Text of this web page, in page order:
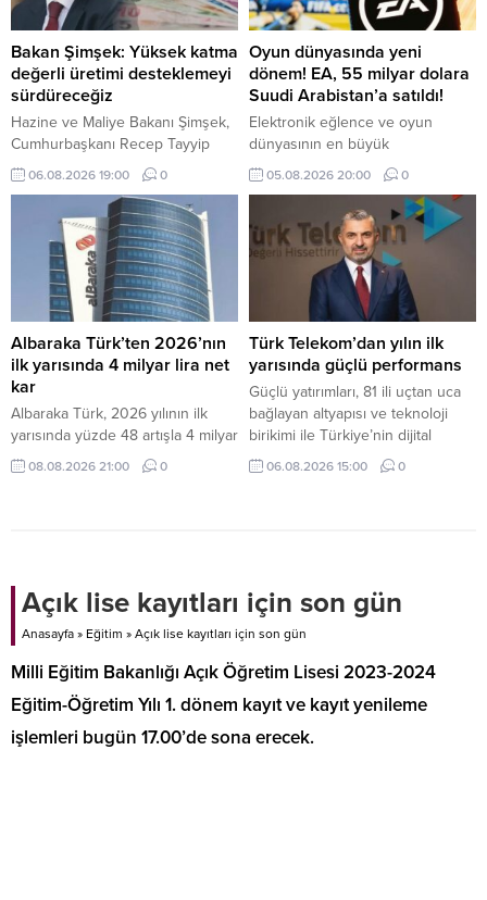
Bakan Şimşek: Yüksek katma
değerli üretimi desteklemeyi
sürdüreceğiz
Hazine ve Maliye Bakanı Şimşek,
Cumhurbaşkanı Recep Tayyip
Erdoğan'ın liderliğinde verimliliği
artıran, yüksek katma değerli
üretimi destekleyen ve
makroekonomik istikrarı
güçlendiren politikaların
uygulanmaya devam edeceğini
belirtti.
06.08.2026 19:00 0
Oyun dünyasında yeni
dönem! EA, 55 milyar dolara
Suudi Arabistan’a satıldı!
Elektronik eğlence ve oyun
dünyasının en büyük
aktörlerinden Electronic Arts (EA),
55 milyar dolarlık devasa bir
anlaşmayla borsaya veda ederek
kapalı devre özel bir şirkete
dönüştü.
05.08.2026 20:00 0
Albaraka Türk’ten 2026’nın
ilk yarısında 4 milyar lira net
kar
Albaraka Türk, 2026 yılının ilk
yarısında yüzde 48 artışla 4 milyar
lira net kar elde etti.
08.08.2026 21:00 0
Türk Telekom’dan yılın ilk
yarısında güçlü performans
Güçlü yatırımları, 81 ili uçtan uca
bağlayan altyapısı ve teknoloji
birikimi ile Türkiye’nin dijital
dönüşümüne öncülük eden Türk
Telekom, 2026 yılı ikinci çeyrek
06.08.2026 15:00 0
Açık lise kayıtları için son gün
Anasayfa » Eğitim » Açık lise kayıtları için son gün
Milli Eğitim Bakanlığı Açık Öğretim Lisesi 2023-2024
Eğitim-Öğretim Yılı 1. dönem kayıt ve kayıt yenileme
işlemleri bugün 17.00’de sona erecek.